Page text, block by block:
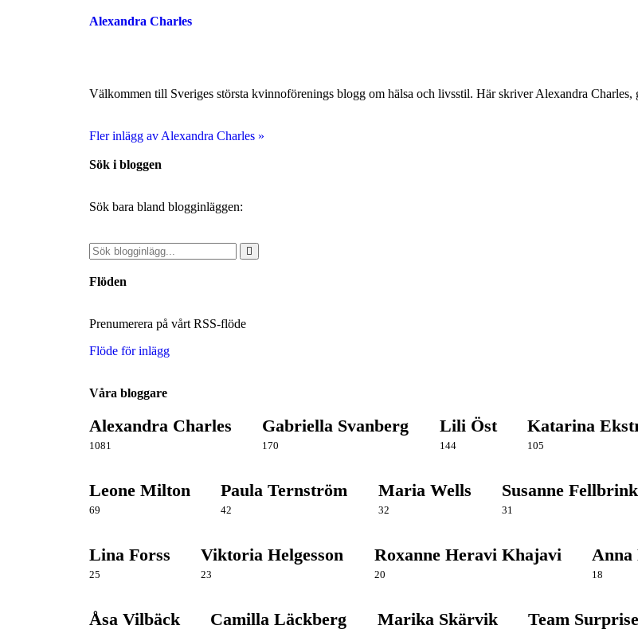
Alexandra Charles
Välkommen till Sveriges största kvinnoförenings blogg om hälsa och livsstil. Här skriver Alexandra
Fler inlägg av Alexandra Charles »
Sök i bloggen
Sök bara bland blogginläggen:
Flöden
Prenumerera på vårt RSS-flöde
Flöde för inlägg
Våra bloggare
Alexandra Charles
1081
Gabriella Svanberg
170
Lili Öst
144
Katarina
105
Leone Milton
69
Paula Ternström
42
Maria Wells
32
Susanne Fellbrink
31
Lina Forss
25
Viktoria Helgesson
23
Roxanne Heravi Khajavi
20
Anna
18
Åsa Vilbäck Camilla Läckberg Marika Skärvik Team Surprise